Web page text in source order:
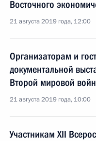
Восточного
21 августа 2019 года, 12:00
Организаторам и
документальной
Второй мировой
21 августа 2019 года, 10:00
Участникам XII